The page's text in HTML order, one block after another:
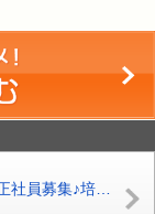
☆有料老人ホームの介護職員正社員募集♪培ってきた経験・スキルをぜひここで発揮してください♪各種手当、福利厚生充実♪【貝塚市】【正社員】【ID：1548-kiz-h4-s-s】